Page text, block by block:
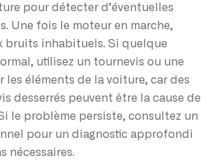
pour détecter d’éventuelles
Une fois le moteur en marche,
bruits inhabituels. Si quelque
utilisez un tournevis ou une
les éléments de la voiture, car des
desserrés peuvent être la cause de
le problème persiste, consultez un
pour un diagnostic approfondi
nécessaires.